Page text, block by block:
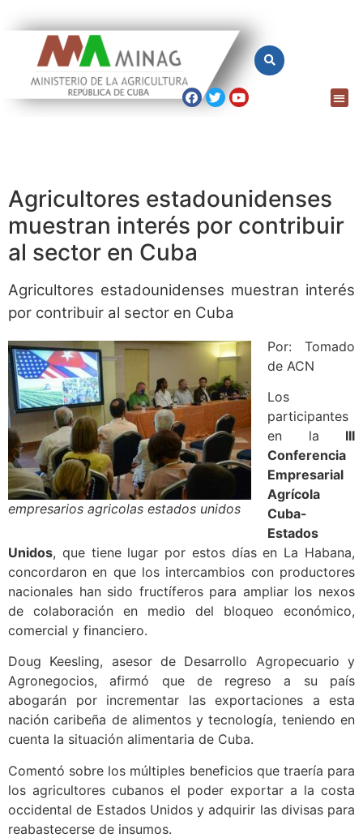
Agricultores estadounidenses
muestran interés por contribuir
al sector en Cuba
Agricultores estadounidenses muestran interés
por contribuir al sector en Cuba
empresarios agricolas estados unidos
Por: Tomado
de ACN
Los
participantes
en la III
Conferencia
Empresarial
Agrícola
Cuba-
Estados
Unidos, que tiene lugar por estos días en La Habana,
concordaron en que los intercambios con productores
nacionales han sido fructíferos para ampliar los nexos
de colaboración en medio del bloqueo económico,
comercial y financiero.
Doug Keesling, asesor de Desarrollo Agropecuario y
Agronegocios, afirmó que de regreso a su país
abogarán por incrementar las exportaciones a esta
nación caribeña de alimentos y tecnología, teniendo en
cuenta la situación alimentaria de Cuba.
Comentó sobre los múltiples beneficios que traería para
los agricultores cubanos el poder exportar a la costa
occidental de Estados Unidos y adquirir las divisas para
reabastecerse de insumos.